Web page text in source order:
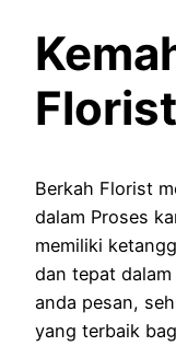
Florist
Berkah Florist
dalam Proses
memiliki
dan tepat
anda pesan,
yang terbaik